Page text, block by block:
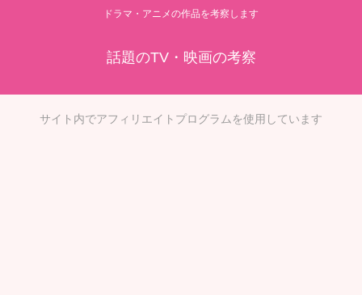
ドラマ・アニメの作品を考察します
話題のTV・映画の考察
サイト内でアフィリエイトプログラムを使用しています